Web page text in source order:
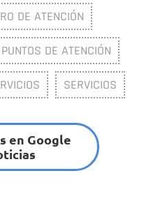
DE ATENCIÓN
PUNTOS DE ATENCIÓN
SERVICIOS
en Google